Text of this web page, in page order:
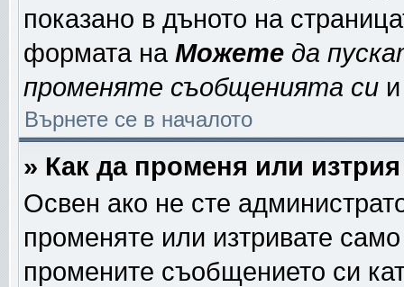
показано в дъното на
формата на Можете да
променяте съобщенията си
Върнете се в началото
» Как да променя или
Освен ако не сте
променяте или изтривате
промените съобщението си